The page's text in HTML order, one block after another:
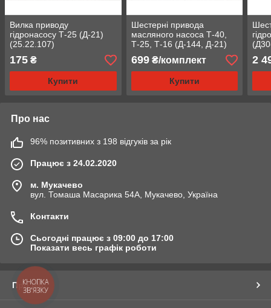
Вилка приводу
гідронасосу Т-25 (Д-21)
(25.22.107)
175 ₴
Купити
Шестерні привода
масляного насоса Т-40,
Т-25, Т-16 (Д-144, Д-21)
699₴/комплект
Купити
2
Про нас
96% позитивних з 198 відгуків за рік
Працює з 24.02.2020
м. Мукачево
вул. Томаша Масарика 54А, Мукачево, Україна
Контакти
Сьогодні працює з 09:00 до 17:00
Показати весь графік роботи
Про нас
КНОПКА
ЗВ'ЯЗКУ